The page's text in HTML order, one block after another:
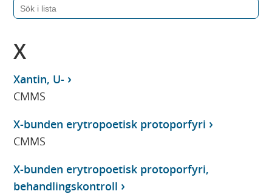
X
Xantin, U-
CMMS
X-bunden erytropoetisk protoporfyri
CMMS
X-bunden erytropoetisk protoporfyri,
behandlingskontroll